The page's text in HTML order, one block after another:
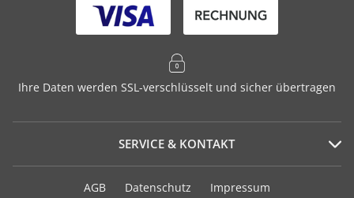
Ihre Daten werden SSL-verschlüsselt und sicher übertragen
SERVICE & KONTAKT
Serviceportal
AGB Datenschutz Impressum